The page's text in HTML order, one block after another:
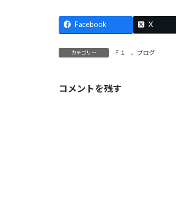
Facebook X
カテゴリー Ｆ１ 、 ブログ
コメントを残す